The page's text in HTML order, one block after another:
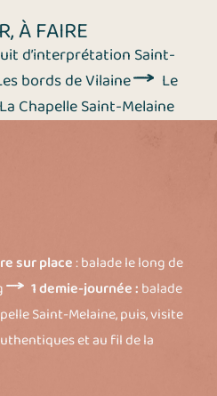
À FAIRE
d’interprétation Saint-
bords de Vilaine
Le
La Chapelle Saint-Melaine
sur place: balade le long de
1 demie-journée :balade
Saint-Melaine, puis, visite
et au fil de la